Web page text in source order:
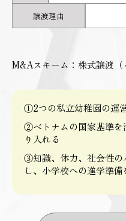
譲渡理由
M&Aスキーム：株式譲渡（
①2つの私立幼稚園の運
②ベトナムの国家基準を
り入れる
③知識、体力、社会性の
し、小学校への進学準備